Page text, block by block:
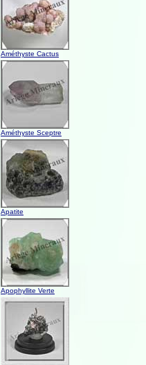
Améthyste Cactus
Améthyste Sceptre
Apatite
Apophyllite Verte